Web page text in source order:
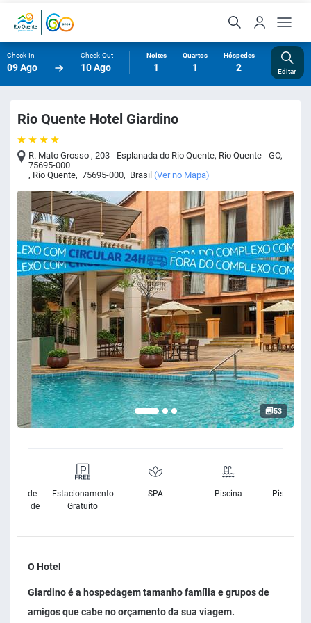
Check-In
09 Ago
Check-Out
10 Ago
Noites
1
Quartos
1
Hóspedes
2 Editar
Rio Quente Hotel Giardino
R. Mato Grosso , 203 - Esplanada do Rio Quente, Rio Quente - GO,
75695-000
, Rio Quente, 75695-000, Brasil (Ver no Mapa)
53
de
Estacionamento
Gratuito
SPA Piscina Piscina
O Hotel
Giardino é a hospedagem tamanho família e grupos de
amigos que cabe no orçamento da sua viagem.